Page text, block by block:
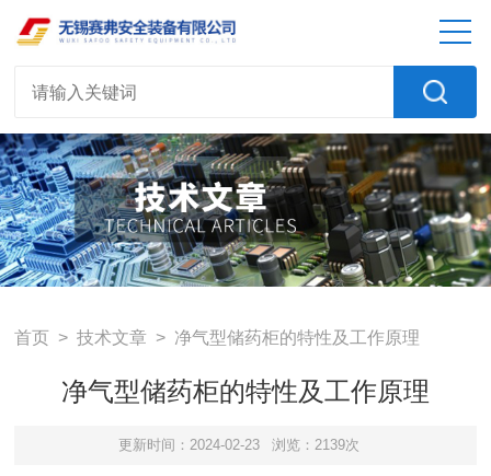
首页 >技术文章 > 净气型储药柜的特性及工作原理
净气型储药柜的特性及工作原理
更新时间：2024-02-23 浏览：2139次